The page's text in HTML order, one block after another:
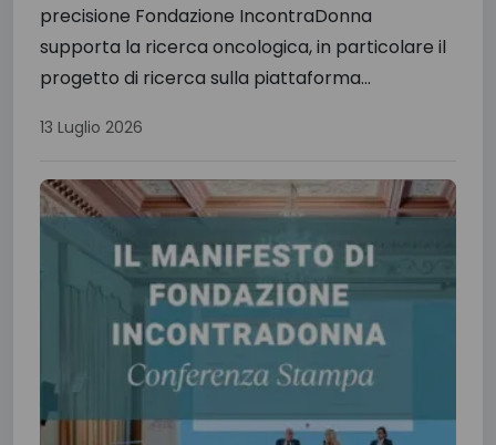
precisione Fondazione IncontraDonna
supporta la ricerca oncologica, in particolare il
progetto di ricerca sulla piattaforma...
13 Luglio 2026